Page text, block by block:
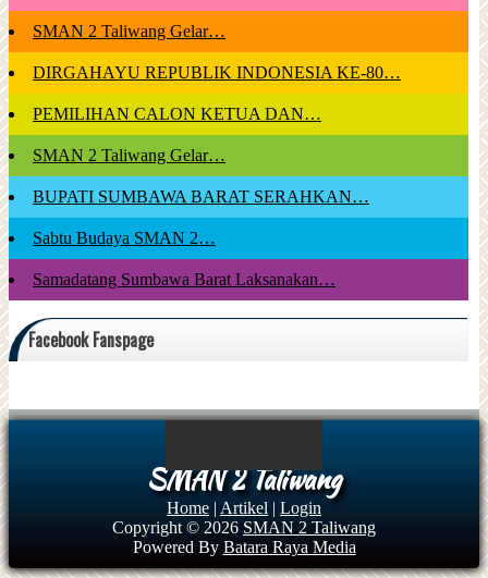
SMAN 2 Taliwang Gelar…
DIRGAHAYU REPUBLIK INDONESIA KE-80…
PEMILIHAN CALON KETUA DAN…
SMAN 2 Taliwang Gelar…
BUPATI SUMBAWA BARAT SERAHKAN…
Sabtu Budaya SMAN 2…
Samadatang Sumbawa Barat Laksanakan…
Facebook Fanspage
SMAN 2 Taliwang
Home | Artikel | Login
Copyright © 2026 SMAN 2 Taliwang
Powered By Batara Raya Media